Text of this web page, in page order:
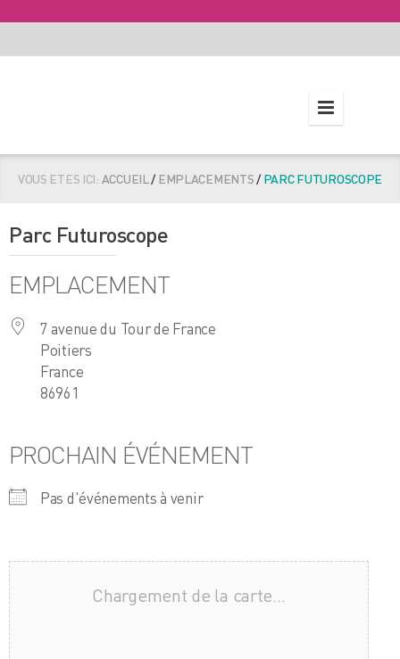
VOUS ETES ICI: ACCUEIL/EMPLACEMENTS/PARC FUTUROSCOPE
Parc Futuroscope
EMPLACEMENT
7 avenue du Tour de France
Poitiers
France
86961
PROCHAIN ÉVÉNEMENT
Pas d'événements à venir
Chargement de la carte…